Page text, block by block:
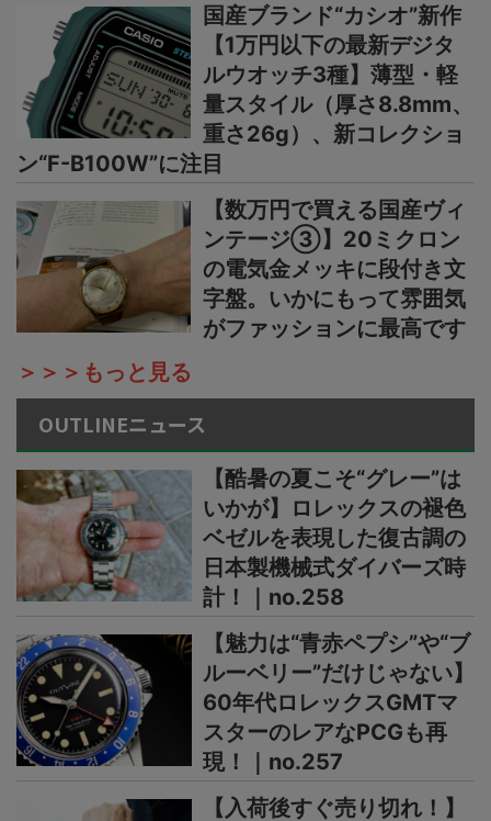
国産ブランド“カシオ”新作
【1万円以下の最新デジタ
ルウオッチ3種】薄型・軽
量スタイル（厚さ8.8mm、
重さ26g）、新コレクショ
ン“F-B100W”に注目
【数万円で買える国産ヴィ
ンテージ③】20ミクロン
の電気金メッキに段付き文
字盤。いかにもって雰囲気
がファッションに最高です
＞＞＞もっと見る
OUTLINEニュース
【酷暑の夏こそ“グレー”は
いかが】ロレックスの褪色
ベゼルを表現した復古調の
日本製機械式ダイバーズ時
計！｜no.258
【魅力は“青赤ペプシ”や“ブ
ルーベリー”だけじゃない】
60年代ロレックスGMTマ
スターのレアなPCGも再
現！｜no.257
【入荷後すぐ売り切れ！】